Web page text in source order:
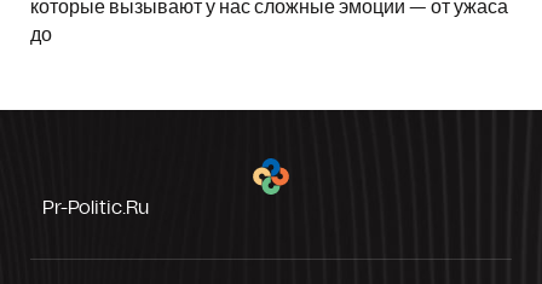
которые вызывают у нас сложные эмоции — от ужаса
до
Pr-Politic.ru